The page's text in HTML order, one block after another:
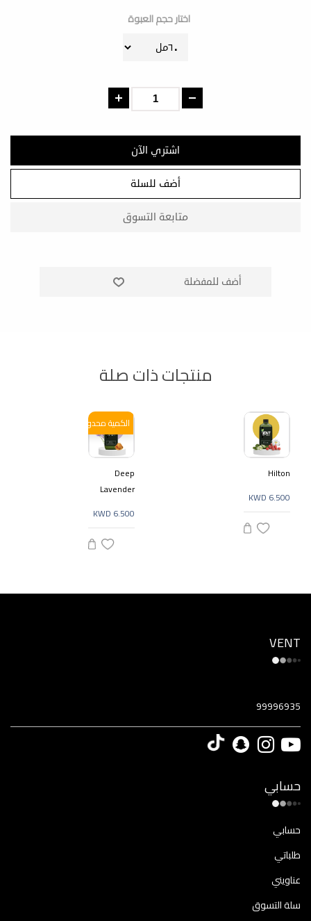
اختار حجم العبوة
منتجات ذات صلة
Hilton
KWD 6.500
الكمية محدودة
Deep
Lavender
KWD 6.500
VENT
99996935
حسابي
حسابي
طلباتي
عناويني
سلة التسوق